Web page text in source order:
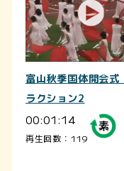
富山秋季国体開会
ラクション2
00:01:14
再生回数：119